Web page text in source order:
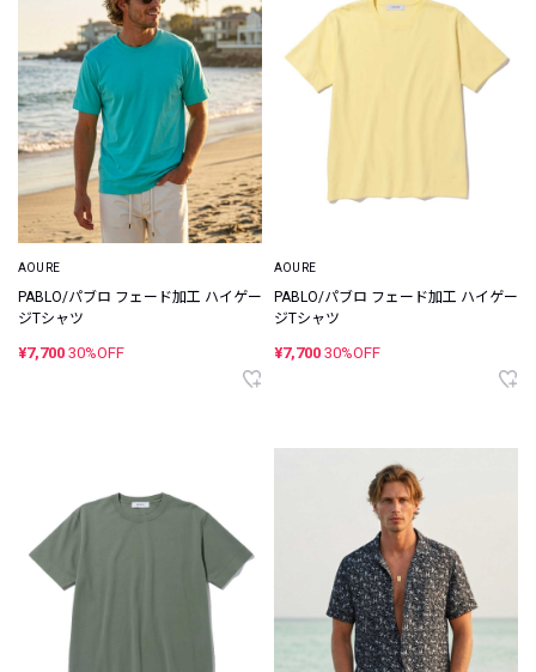
AOURE
PABLO/パブロ フェード加工 ハイゲー
ジTシャツ
¥7,700 30%OFF
AOURE
PABLO/パブロ フェード加工 ハイゲー
ジTシャツ
¥7,700 30%OFF